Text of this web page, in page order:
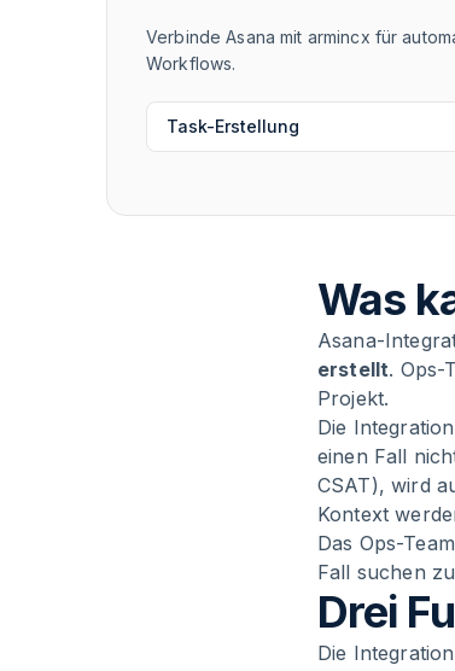
Verbinde Asana mit armincx für
Workflows.
Task-Erstellung
Was
Asana-
erstellt. Ops-
Projekt.
Die
einen Fall
CSAT), wird
Kontext
Das Ops-
Fall suchen
Drei
Die